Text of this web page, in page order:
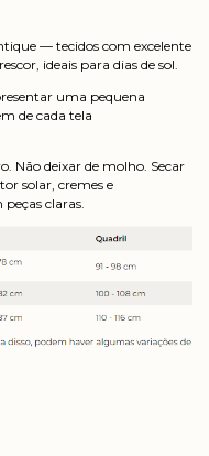
— tecidos com excelente
ideais para dias de sol.
uma pequena
de cada tela
Não deixar de molho. Secar
solar, cremes e
claras.